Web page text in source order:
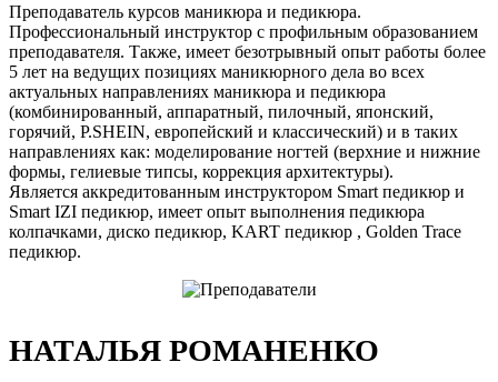
Преподаватель курсов маникюра и педикюра.
Профессиональный инструктор с профильным образованием
преподавателя. Также, имеет безотрывный опыт работы более
5 лет на ведущих позициях маникюрного дела во всех
актуальных направлениях маникюра и педикюра
(комбинированный, аппаратный, пилочный, японский,
горячий, P.SHEIN, европейский и классический) и в таких
направлениях как: моделирование ногтей (верхние и нижние
формы, гелиевые типсы, коррекция архитектуры).
Является аккредитованным инструктором Smart педикюр и
Smart IZI педикюр, имеет опыт выполнения педикюра
колпачками, диско педикюр, KART педикюр , Golden Trace
педикюр.
НАТАЛЬЯ РОМАНЕНКО